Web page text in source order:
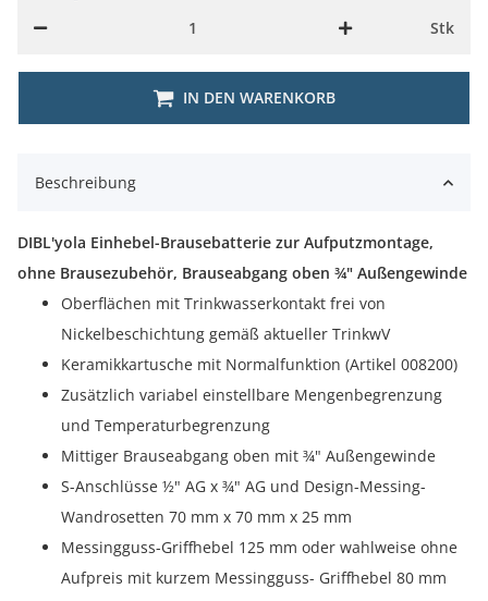
Stk
IN DEN WARENKORB
Beschreibung
DIBL'yola Einhebel-Brausebatterie zur Aufputzmontage,
ohne Brausezubehör, Brauseabgang oben ¾" Außengewinde
Oberflächen mit Trinkwasserkontakt frei von
Nickelbeschichtung gemäß aktueller TrinkwV
Keramikkartusche mit Normalfunktion (Artikel 008200)
Zusätzlich variabel einstellbare Mengenbegrenzung
und Temperaturbegrenzung
Mittiger Brauseabgang oben mit ¾" Außengewinde
S-Anschlüsse ½" AG x ¾" AG und Design-Messing-
Wandrosetten 70 mm x 70 mm x 25 mm
Messingguss-Griffhebel 125 mm oder wahlweise ohne
Aufpreis mit kurzem Messingguss- Griffhebel 80 mm